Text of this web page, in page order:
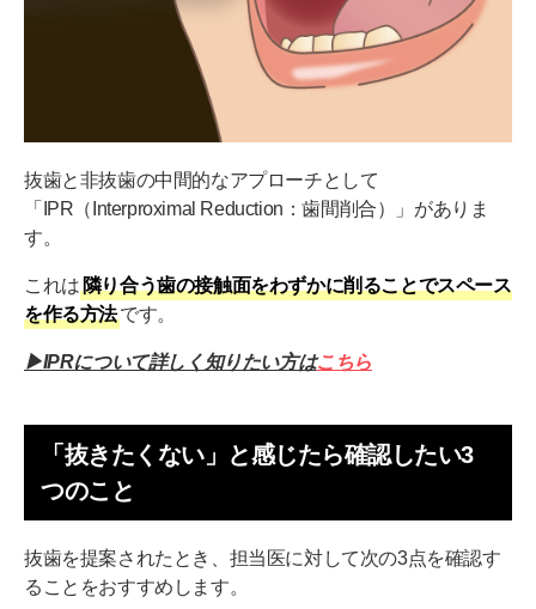
抜歯と非抜歯の中間的なアプローチとして
「IPR（Interproximal Reduction：歯間削合）」がありま
す。
これは 隣り合う歯の接触面をわずかに削ることでスペース
を作る方法です。
▶IPRについて詳しく知りたい方はこちら
「抜きたくない」と感じたら確認したい3
つのこと
抜歯を提案されたとき、担当医に対して次の3点を確認す
ることをおすすめします。